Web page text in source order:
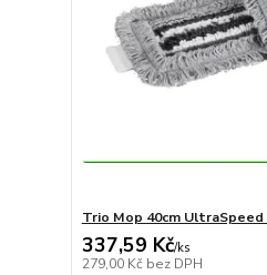
Trio Mop 40cm
337,59 Kč/ks
279,00 Kč bez DPH